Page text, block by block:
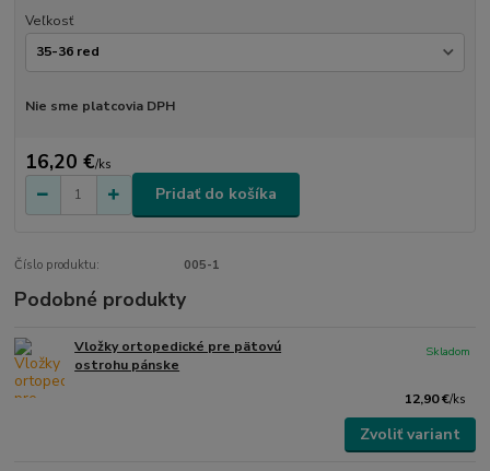
Veľkosť
Nie sme platcovia DPH
16,20 €/ks
Pridať do košíka
Číslo produktu: 005-1
Podobné produkty
Vložky ortopedické pre pätovú
ostrohu pánske
12,90 €/ks
Skladom
Zvoliť variant